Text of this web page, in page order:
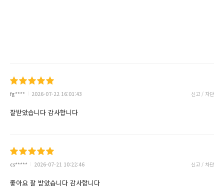
fg**** 2026-07-22 16:01:43 신고 / 차단
잘받았습니다 감사합니다
cs***** 2026-07-21 10:22:46 신고 / 차단
좋아요 잘 받았습니다 감사합니다